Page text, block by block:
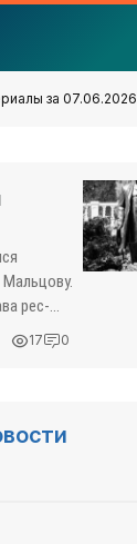
за 07.06.2026
рес­
17 0